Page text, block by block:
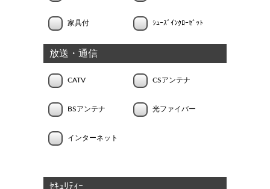
家具付 ｼｭｰｽﾞｲﾝｸﾛｰｾﾞｯﾄ
放送・通信
CATV CSアンテナ
BSアンテナ 光ファイバー
インターネット
ｾｷｭﾘﾃｨｰ